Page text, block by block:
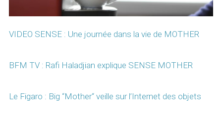
VIDEO SENSE : Une journée dans la vie de MOTHER
BFM TV : Rafi Haladjian explique SENSE MOTHER
Le Figaro : Big “Mother“ veille sur l’Internet des objets